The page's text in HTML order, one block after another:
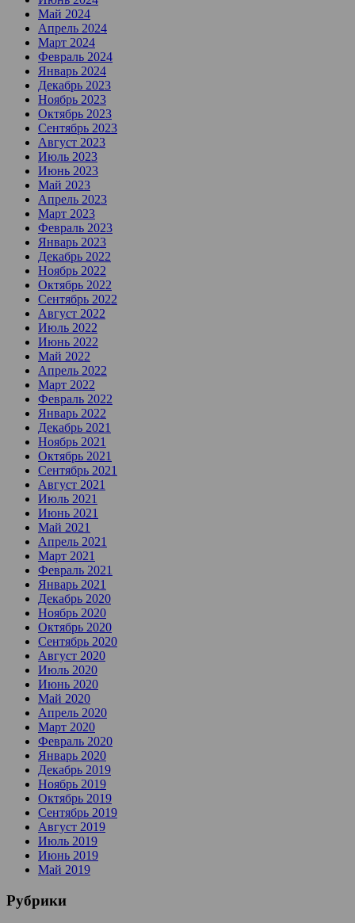
Май 2024
Апрель 2024
Март 2024
Февраль 2024
Январь 2024
Декабрь 2023
Ноябрь 2023
Октябрь 2023
Сентябрь 2023
Август 2023
Июль 2023
Июнь 2023
Май 2023
Апрель 2023
Март 2023
Февраль 2023
Январь 2023
Декабрь 2022
Ноябрь 2022
Октябрь 2022
Сентябрь 2022
Август 2022
Июль 2022
Июнь 2022
Май 2022
Апрель 2022
Март 2022
Февраль 2022
Январь 2022
Декабрь 2021
Ноябрь 2021
Октябрь 2021
Сентябрь 2021
Август 2021
Июль 2021
Июнь 2021
Май 2021
Апрель 2021
Март 2021
Февраль 2021
Январь 2021
Декабрь 2020
Ноябрь 2020
Октябрь 2020
Сентябрь 2020
Август 2020
Июль 2020
Июнь 2020
Май 2020
Апрель 2020
Март 2020
Февраль 2020
Январь 2020
Декабрь 2019
Ноябрь 2019
Октябрь 2019
Сентябрь 2019
Август 2019
Июль 2019
Июнь 2019
Май 2019
Рубрики